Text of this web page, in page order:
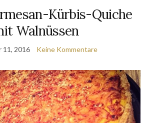
Kürbis-Quiche
Walnüssen
11, 2016 Keine Kommentare